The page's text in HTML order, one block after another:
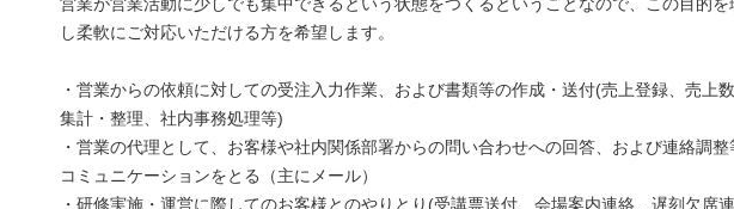
し柔軟にご対応いただける方を希望します。
・営業からの依頼に対しての受注入力作業、および書類等の作成・送付(売上登録、売上
集計・整理、社内事務処理等)
・営業の代理として、お客様や社内関係部署からの問い合わせへの回答、および連絡調整
コミュニケーションをとる（主にメール）
・研修実施・運営に際してのお客様とのやりとり(受講票送付、会場案内連絡、遅刻欠席